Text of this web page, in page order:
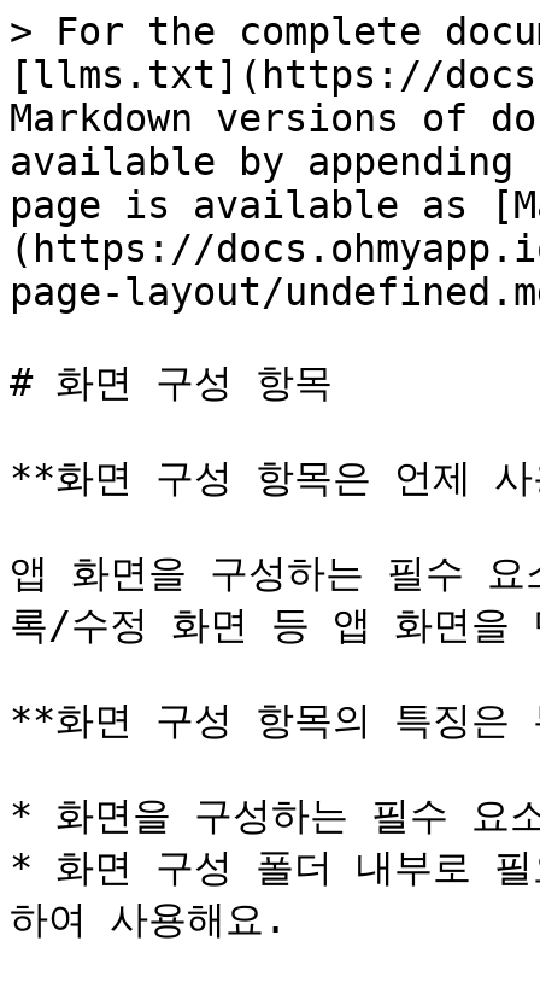
> For the complete
[llms.txt](https://
Markdown versions of
available by
page is available as
(https://
page-layout/
# 화면 구성 항목
**화면 구성 항목은 언제 사
앱 화면을 구성하는 필수
록/수정 화면 등 앱 화면을
**화면 구성 항목의 특징은
* 화면을 구성하는 필수 요
* 화면 구성 폴더 내부로 필
하여 사용해요.